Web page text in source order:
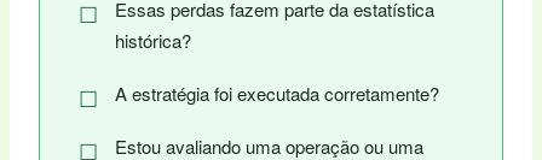
Essas perdas fazem parte da estatística
histórica?
A estratégia foi executada corretamente?
Estou avaliando uma operação ou uma